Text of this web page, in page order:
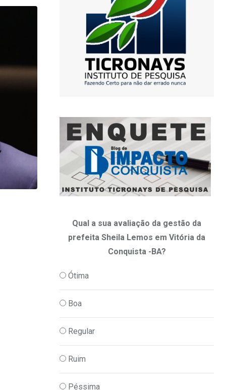
Vitória da Conquista dará passo
07/08/2026
Qual a sua avaliação da gestão da
prefeita Sheila Lemos em Vitória da
Conquista -BA?
Ótima
Boa
Regular
Ruim
Péssima